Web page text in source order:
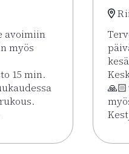
2.6.–7.8.
avoimiin
myös
15 min.
Kesän rukoushetket